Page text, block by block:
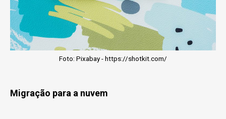
Foto: Pixabay - https://shotkit.com/
Migração para a nuvem